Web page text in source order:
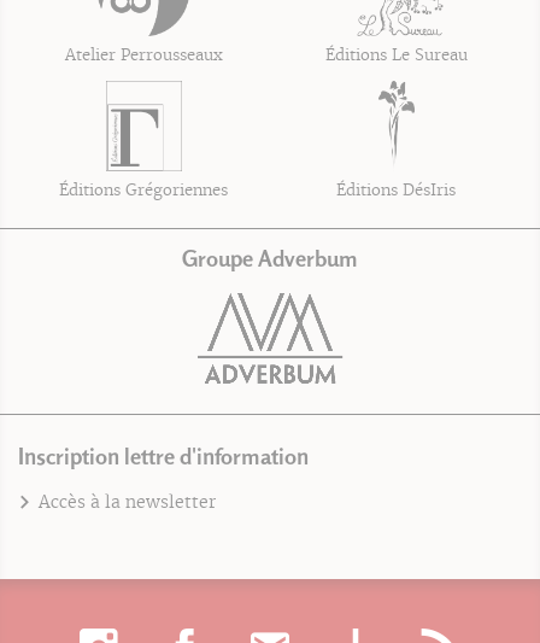
Atelier Perrousseaux Éditions Le Sureau
Éditions Grégoriennes Éditions DésIris
Groupe Adverbum
Inscription lettre d'information
Accès à la newsletter